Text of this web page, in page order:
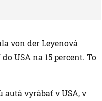
von der Leyenová
USA na 15 percent. To
autá vyrábať v USA, v